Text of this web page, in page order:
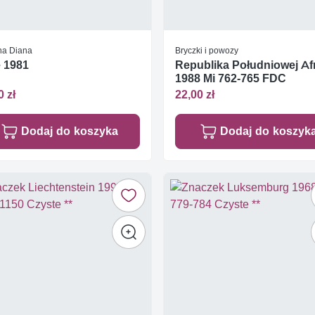
Diana
1981
zł
Dodaj do koszyka
Bryczki i powozy
Republika Południowej
1988 Mi 762-765 FDC
22,00 zł
Dodaj do